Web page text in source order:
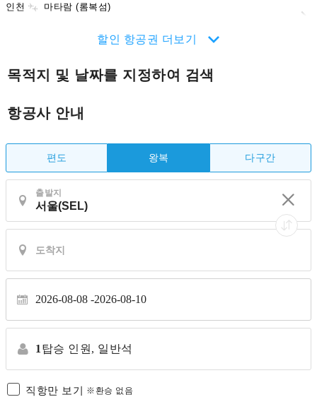
인천 마타람 (롬복섬)
할인 항공권 더보기
목적지 및 날짜를 지정하여 검색
항공사 안내
편도 왕복 다구간
출발지
2026-08-08 2026-08-10
1 탑승 인원, 일반석
직항만 보기 ※환승 없음